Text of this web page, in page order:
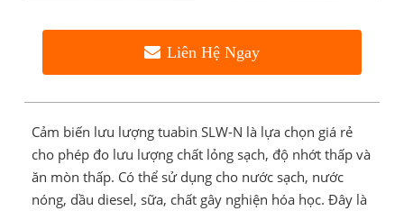
Liên Hệ Ngay
Cảm biến lưu lượng tuabin SLW-N là lựa chọn giá rẻ
cho phép đo lưu lượng chất lỏng sạch, độ nhớt thấp và
ăn mòn thấp. Có thể sử dụng cho nước sạch, nước
nóng, dầu diesel, sữa, chất gây nghiện hóa học. Đây là